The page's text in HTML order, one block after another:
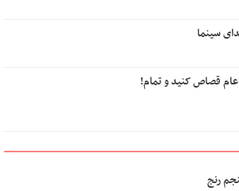
سینما
قصاص کنید و تمام!
رنج